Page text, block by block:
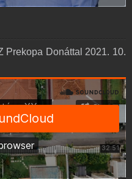
Prekopa Donáttal 2021. 10.